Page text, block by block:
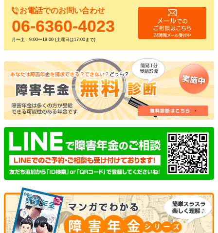
お電話でのお問い合わせ
06-6360-4023
月〜土：9:00〜19:00 (土曜日は17:00まで)